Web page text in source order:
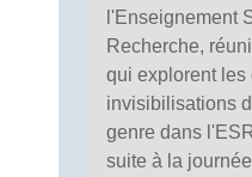
l'Enseignement
Recherche,
qui explorent les
invisibilisations
genre dans
suite à la